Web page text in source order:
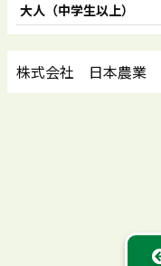
大人（中学生以上）
株式会社 日本農業